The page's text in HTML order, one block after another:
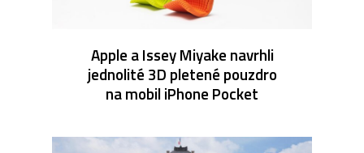
Apple a Issey Miyake navrhli
jednolité 3D pletené pouzdro
na mobil iPhone Pocket